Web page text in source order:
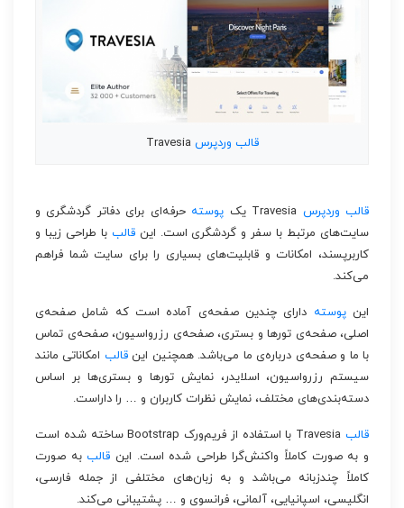
قالب وردپرس Travesia
قالب وردپرس پوسته حرفه‌ای برای دفاتر گردشگری و
سایت‌های مرتبط با سفر و گردشگری است. اینقالب با طراحی زیبا و
کاربرپسند، امکانات و قابلیت‌های بسیاری را برای سایت شما فراهم
می‌کند.
اینپوسته دارای چندین صفحه‌ی آماده است که شامل صفحه‌ی
اصلی، صفحه‌ی تورها و بستری، صفحه‌ی رزرواسیون، صفحه‌ی تماس
با ما و صفحه‌ی درباره‌ی ما می‌باشد. همچنین اینقالب امکاناتی مانند
سیستم رزرواسیون، اسلایدر، نمایش تورها و بستری‌ها بر اساس
دسته‌بندی‌های مختلف، نمایش نظرات کاربران و … را داراست.
قالب
Travesia با استفاده از فریم‌ورک Bootstrap ساخته شده است
و به صورت کاملاً واکنش‌گرا طراحی شده است. این قالببه صورت
کاملاً چندزبانه می‌باشد و به زبان‌های مختلفی از جمله فارسی،
انگلیسی، اسپانیایی، آلمانی، فرانسوی و … پشتیبانی می‌کند.